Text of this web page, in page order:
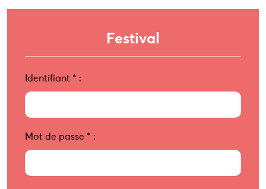
Festival
Identifiant * :
Mot de passe * :